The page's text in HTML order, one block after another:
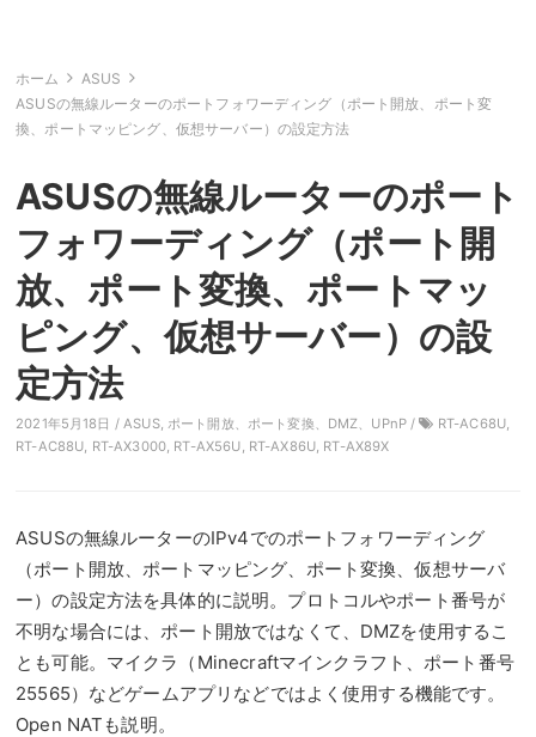
ホーム
ASUS
ASUSの無線ルーターのポートフォワーディング（ポート開放、ポート変
換、ポートマッピング、仮想サーバー）の設定方法
ASUSの無線ルーターのポート
フォワーディング（ポート開
放、ポート変換、ポートマッ
ピング、仮想サーバー）の設
定方法
2021年5月18日 /ASUS, ポート開放、ポート変換、DMZ、UPnP / RT-AC68U,
RT-AC88U, RT-AX3000, RT-AX56U, RT-AX86U, RT-AX89X
ASUSの無線ルーターのIPv4でのポートフォワーディング
（ポート開放、ポートマッピング、ポート変換、仮想サーバ
ー）の設定方法を具体的に説明。プロトコルやポート番号が
不明な場合には、ポート開放ではなくて、DMZを使用するこ
とも可能。マイクラ（Minecraftマインクラフト、ポート番号
25565）などゲームアプリなどではよく使用する機能です。
Open NATも説明。